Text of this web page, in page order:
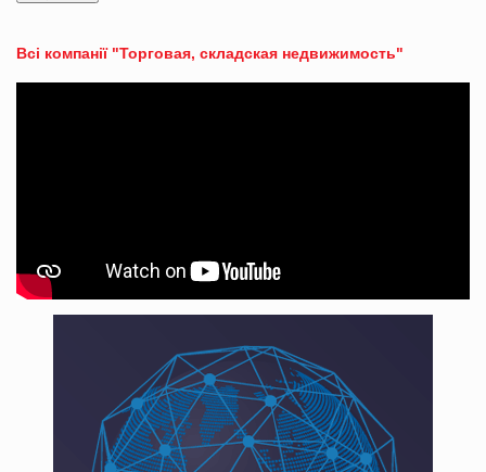
Всі компанії "Торговая, складская недвижимость"